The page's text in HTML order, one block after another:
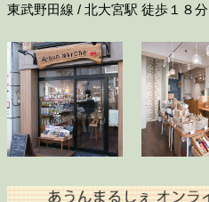
東武野田線 / 北大宮駅 徒歩１８分